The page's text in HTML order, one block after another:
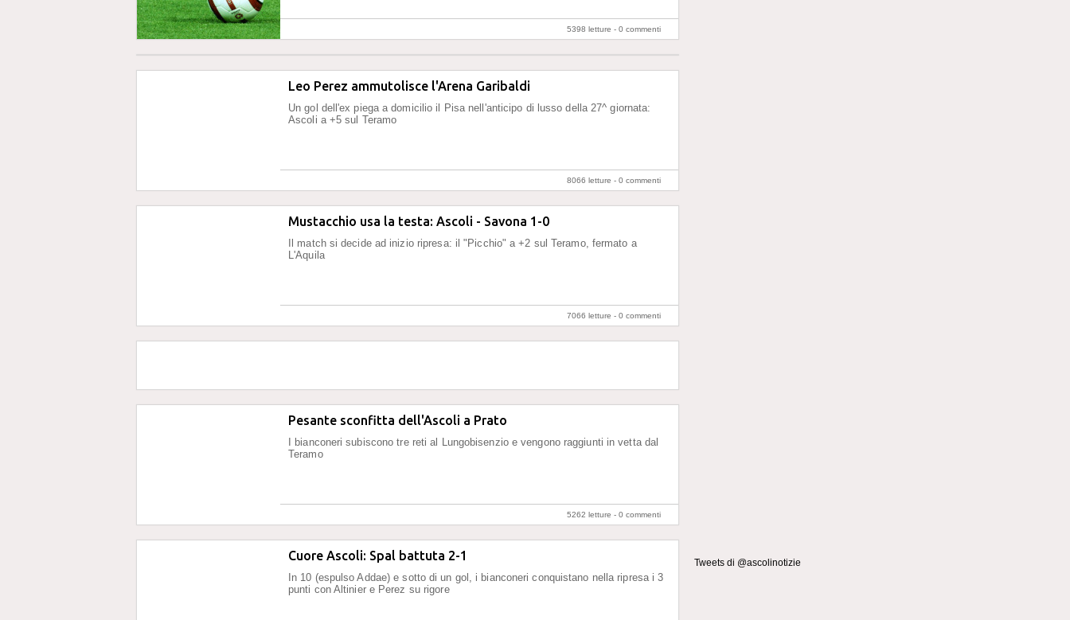
5398 letture - 0 commenti
Leo Perez ammutolisce l'Arena Garibaldi
Un gol dell'ex piega a domicilio il Pisa nell'anticipo di lusso della 27^ giornata:
Ascoli a +5 sul Teramo
8066 letture - 0 commenti
Mustacchio usa la testa: Ascoli - Savona 1-0
Il match si decide ad inizio ripresa: il "Picchio" a +2 sul Teramo, fermato a
L'Aquila
7066 letture - 0 commenti
Pesante sconfitta dell'Ascoli a Prato
I bianconeri subiscono tre reti al Lungobisenzio e vengono raggiunti in vetta dal
Teramo
5262 letture - 0 commenti
Cuore Ascoli: Spal battuta 2-1
In 10 (espulso Addae) e sotto di un gol, i bianconeri conquistano nella ripresa i 3
punti con Altinier e Perez su rigore
Tweets di @ascolinotizie